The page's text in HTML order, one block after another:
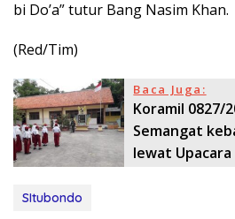
bi Do’a” tutur Bang Nasim Khan.
(Red/Tim)
Baca Juga:
Koramil 0827/
Semangat
lewat Upacara
SItubondo